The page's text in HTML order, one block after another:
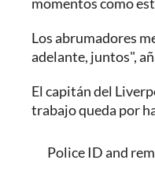
momentos como
Los abrumadores
adelante, juntos",
El capitán del
trabajo queda por
Police ID and